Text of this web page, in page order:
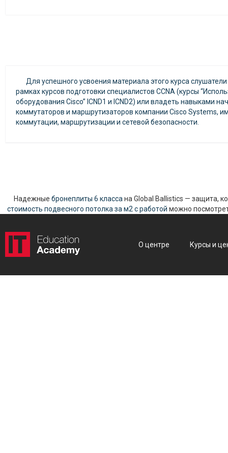
Для успешного усвоения материала этого курса
рамках курсов подготовки специалистов CCNA (курсы
оборудования Cisco” ICND1 и ICND2) или владеть навыками
коммутаторов и маршрутизаторов компании Cisco Systems,
коммутации, маршрутизации и сетевой безопасности.
Надежные бронеплиты 6 класса на Global Ballistics — защита,
стоимость подвесного потолка за м2 с работой можно
О центре Курсы и